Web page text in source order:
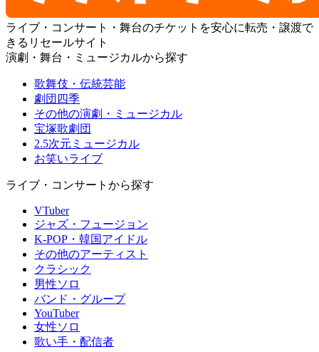
ライブ・コンサート・舞台のチケットを安心に転売・譲渡で
きるリセールサイト
演劇・舞台・ミュージカルから探す
歌舞伎・伝統芸能
劇団四季
その他の演劇・ミュージカル
宝塚歌劇団
2.5次元ミュージカル
お笑いライブ
ライブ・コンサートから探す
VTuber
ジャズ・フュージョン
K-POP・韓国アイドル
その他のアーティスト
クラシック
男性ソロ
バンド・グループ
YouTuber
女性ソロ
歌い手・配信者